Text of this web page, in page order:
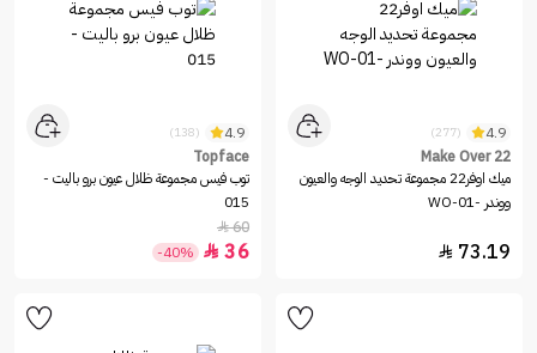
4.9
(277)
Make Over 22
ميك اوفر22 مجموعة تحديد الوجه والعيون
ووندر -WO-01
73.19

4.9
(138)
Topface
توب فيس مجموعة ظلال عيون برو باليت -
015
60

36

-40%